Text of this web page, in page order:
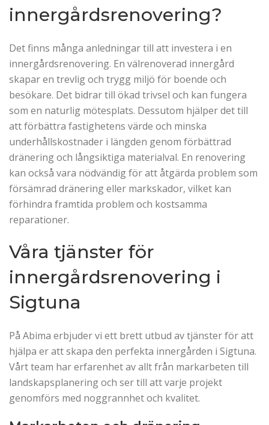
innergårdsrenovering?
Det finns många anledningar till att investera i en
innergårdsrenovering. En välrenoverad innergård
skapar en trevlig och trygg miljö för boende och
besökare. Det bidrar till ökad trivsel och kan fungera
som en naturlig mötesplats. Dessutom hjälper det till
att förbättra fastighetens värde och minska
underhållskostnader i längden genom förbättrad
dränering och långsiktiga materialval. En renovering
kan också vara nödvändig för att åtgärda problem som
försämrad dränering eller markskador, vilket kan
förhindra framtida problem och kostsamma
reparationer.
Våra tjänster för
innergårdsrenovering i
Sigtuna
På Abima erbjuder vi ett brett utbud av tjänster för att
hjälpa er att skapa den perfekta innergården i Sigtuna.
Vårt team har erfarenhet av allt från markarbeten till
landskapsplanering och ser till att varje projekt
genomförs med noggrannhet och kvalitet.